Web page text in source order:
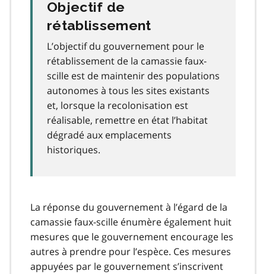
Objectif de
rétablissement
L’objectif du gouvernement pour le
rétablissement de la camassie faux-
scille est de maintenir des populations
autonomes à tous les sites existants
et, lorsque la recolonisation est
réalisable, remettre en état l’habitat
dégradé aux emplacements
historiques.
La réponse du gouvernement à l’égard de la
camassie faux-scille énumère également huit
mesures que le gouvernement encourage les
autres à prendre pour l’espèce. Ces mesures
appuyées par le gouvernement s’inscrivent